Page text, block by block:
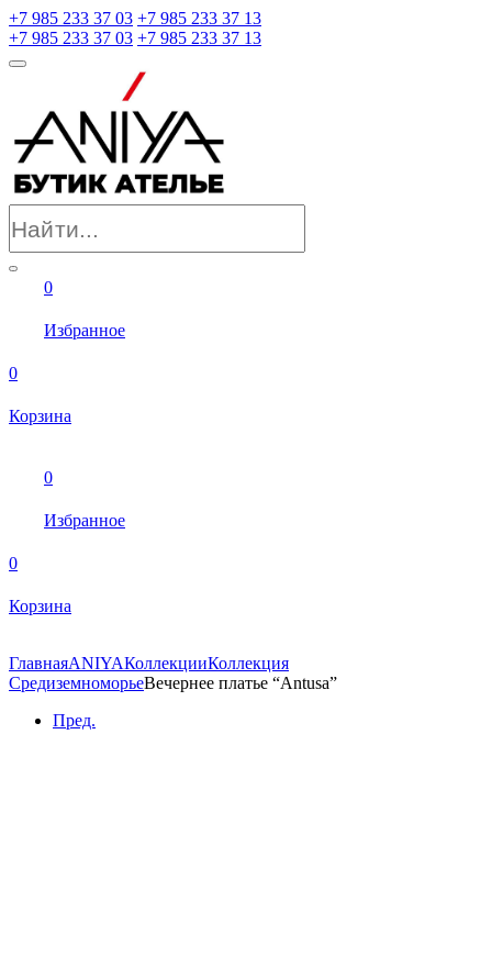
+7 985 233 37 03 +7 985 233 37 13
+7 985 233 37 03 +7 985 233 37 13
0
Избранное
0
Корзина
0
Избранное
0
Корзина
ГлавнаяANIYAКоллекцииКоллекция
СредиземноморьеВечернее платье “Antusa”
Пред.